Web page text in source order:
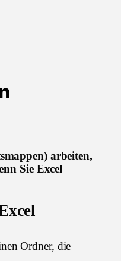
arbeiten,
Sie Excel
Ordner, die